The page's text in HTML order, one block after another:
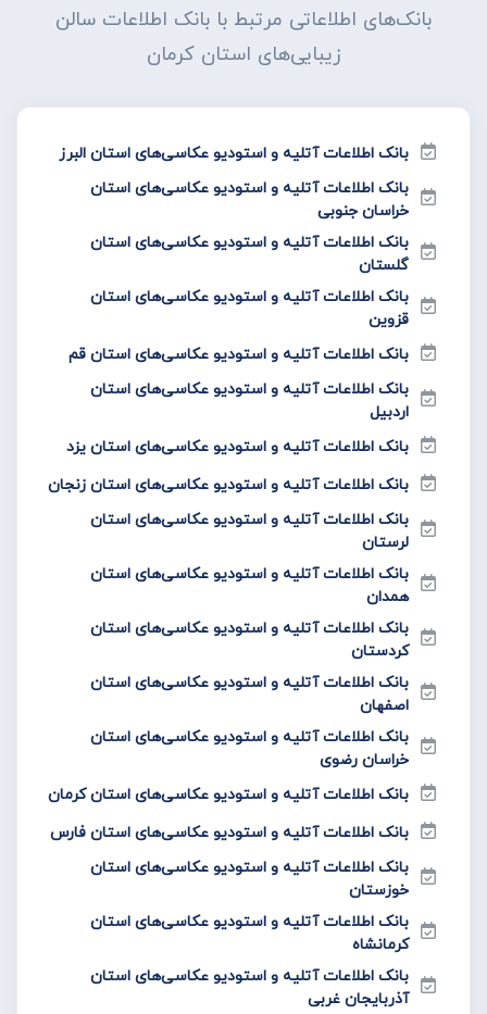
بانک‌های اطلاعاتی مرتبط با بانک اطلاعات سالن
زیبایی‌های استان کرمان
بانک اطلاعات آتلیه و استودیو عکاسی‌های استان البرز
بانک اطلاعات آتلیه و استودیو عکاسی‌های استان
خراسان جنوبی
بانک اطلاعات آتلیه و استودیو عکاسی‌های استان
گلستان
بانک اطلاعات آتلیه و استودیو عکاسی‌های استان
قزوین
بانک اطلاعات آتلیه و استودیو عکاسی‌های استان قم
بانک اطلاعات آتلیه و استودیو عکاسی‌های استان
اردبیل
بانک اطلاعات آتلیه و استودیو عکاسی‌های استان یزد
بانک اطلاعات آتلیه و استودیو عکاسی‌های استان زنجان
بانک اطلاعات آتلیه و استودیو عکاسی‌های استان
لرستان
بانک اطلاعات آتلیه و استودیو عکاسی‌های استان
همدان
بانک اطلاعات آتلیه و استودیو عکاسی‌های استان
کردستان
بانک اطلاعات آتلیه و استودیو عکاسی‌های استان
اصفهان
بانک اطلاعات آتلیه و استودیو عکاسی‌های استان
خراسان رضوی
بانک اطلاعات آتلیه و استودیو عکاسی‌های استان کرمان
بانک اطلاعات آتلیه و استودیو عکاسی‌های استان فارس
بانک اطلاعات آتلیه و استودیو عکاسی‌های استان
خوزستان
بانک اطلاعات آتلیه و استودیو عکاسی‌های استان
کرمانشاه
بانک اطلاعات آتلیه و استودیو عکاسی‌های استان
آذربایجان غربی